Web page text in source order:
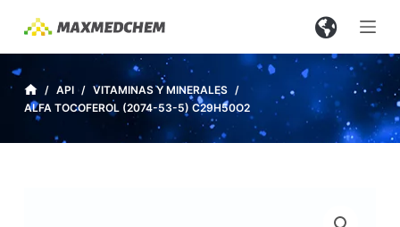
l
a
/ API / VITAMINAS Y MINERALES /
ALFA TOCOFEROL (2074-53-5) C29H50O2